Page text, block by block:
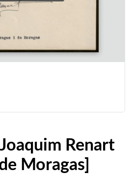
Renart
Moragas]